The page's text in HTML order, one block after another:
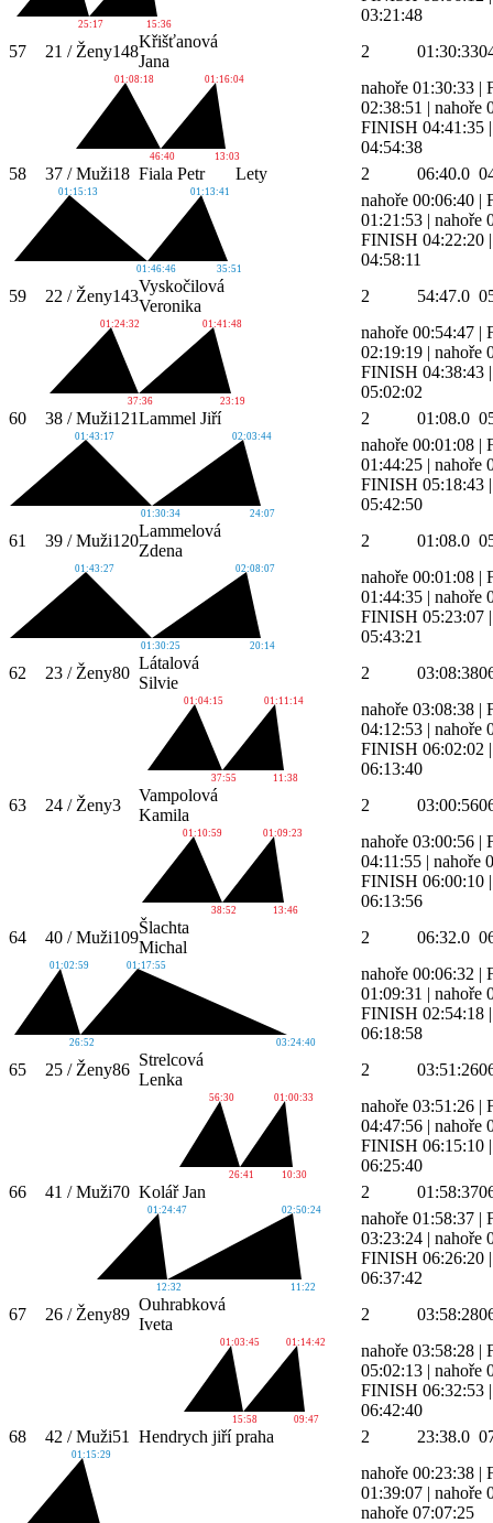
25:17 15:36
03:21:48
57
21 / Ženy148
Křišťanová
Jana
2 01:30:33
01:08:18
46:40
01:16:04
13:03
nahoře 01:30:33 |
02:38:51 | nahoře
FINISH 04:41:35
04:54:38
58
37 / Muži18 Fiala Petr Lety 2 06:40.0
01:15:13
01:46:46
01:13:41
35:51
nahoře 00:06:40 |
01:21:53 | nahoře
FINISH 04:22:20
04:58:11
59
22 / Ženy143
Vyskočilová
Veronika
2 54:47.0
01:24:32
37:36
01:41:48
23:19
nahoře 00:54:47 |
02:19:19 | nahoře
FINISH 04:38:43
05:02:02
60
38 / Muži121Lammel Jiří 2 01:08.0
01:43:17
01:30:34
02:03:44
24:07
nahoře 00:01:08 |
01:44:25 | nahoře
FINISH 05:18:43
05:42:50
61
39 / Muži120
Lammelová
Zdena
2 01:08.0
01:43:27
01:30:25
02:08:07
20:14
nahoře 00:01:08 |
01:44:35 | nahoře
FINISH 05:23:07
05:43:21
62
23 / Ženy80
Látalová
Silvie
2 03:08:38
01:04:15
37:55
01:11:14
11:38
nahoře 03:08:38 |
04:12:53 | nahoře
FINISH 06:02:02
06:13:40
63
24 / Ženy3
Vampolová
Kamila
2 03:00:56
01:10:59
38:52
01:09:23
13:46
nahoře 03:00:56 |
04:11:55 | nahoře
FINISH 06:00:10
06:13:56
64
40 / Muži109
Šlachta
Michal
2 06:32.0
01:02:59
26:52
01:17:55
03:24:40
nahoře 00:06:32 |
01:09:31 | nahoře
FINISH 02:54:18
06:18:58
65
25 / Ženy86
Strelcová
Lenka
2 03:51:26
56:30
26:41
01:00:33
10:30
nahoře 03:51:26 |
04:47:56 | nahoře
FINISH 06:15:10
06:25:40
66
41 / Muži70 Kolář Jan 2 01:58:37
01:24:47
12:32
02:50:24
11:22
nahoře 01:58:37 |
03:23:24 | nahoře
FINISH 06:26:20
06:37:42
67
26 / Ženy89
Ouhrabková
Iveta
2 03:58:28
01:03:45
15:58
01:14:42
09:47
nahoře 03:58:28 |
05:02:13 | nahoře
FINISH 06:32:53
06:42:40
68
42 / Muži51 Hendrych jiří praha 2 23:38.0
01:15:29
nahoře 00:23:38 |
01:39:07 | nahoře
nahoře 07:07:25